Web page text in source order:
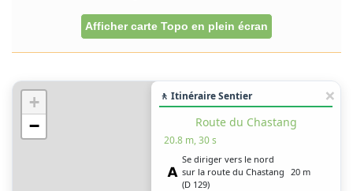
Afficher carte Topo en plein écran
+
−
🚶 Itinéraire Sentier
Route du Chastang
20.8 m, 30 s
Se diriger vers le nord
sur la route du Chastang
(D 129)
20 m